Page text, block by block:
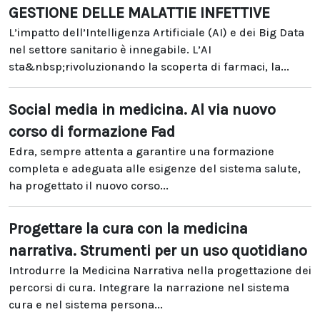
GESTIONE DELLE MALATTIE INFETTIVE
L’impatto dell’Intelligenza Artificiale (AI) e dei Big Data
nel settore sanitario è innegabile. L’AI
sta&nbsp;rivoluzionando la scoperta di farmaci, la...
Social media in medicina. Al via nuovo
corso di formazione Fad
Edra, sempre attenta a garantire una formazione
completa e adeguata alle esigenze del sistema salute,
ha progettato il nuovo corso...
Progettare la cura con la medicina
narrativa. Strumenti per un uso quotidiano
Introdurre la Medicina Narrativa nella progettazione dei
percorsi di cura. Integrare la narrazione nel sistema
cura e nel sistema persona...